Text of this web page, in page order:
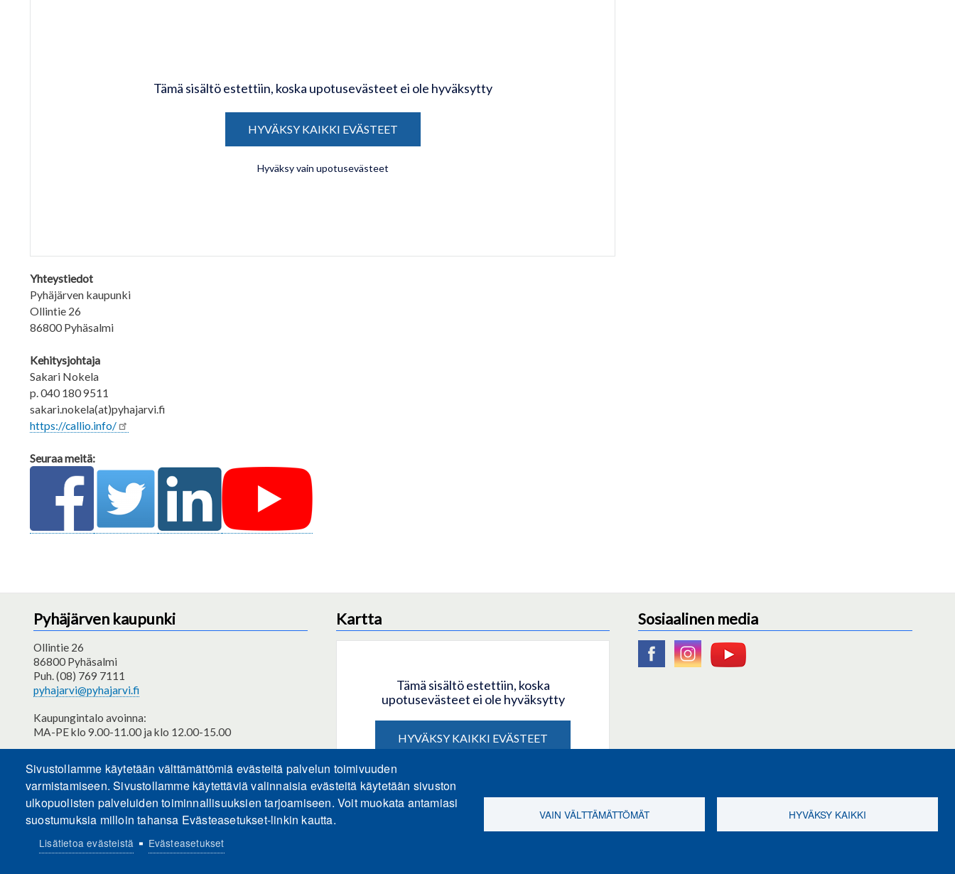
Tämä sisältö estettiin, koska upotusevästeet ei ole hyväksytty
HYVÄKSY KAIKKI EVÄSTEET
Hyväksy vain upotusevästeet
Yhteystiedot
Pyhäjärven kaupunki
Ollintie 26
86800 Pyhäsalmi
Kehitysjohtaja
Sakari Nokela
p. 040 180 9511
sakari.nokela(at)pyhajarvi.fi
https://callio.info/
Seuraa meitä:
Pyhäjärven kaupunki
Ollintie 26
86800 Pyhäsalmi
Puh. (08) 769 7111
pyhajarvi@pyhajarvi.fi
Kaupungintalo avoinna:
MA-PE klo 9.00-11.00 ja klo 12.00-15.00
Kartta
Tämä sisältö estettiin, koska
upotusevästeet ei ole hyväksytty
HYVÄKSY KAIKKI EVÄSTEET
Sosiaalinen media
Sivustollamme käytetään välttämättömiä evästeitä palvelun toimivuuden
varmistamiseen. Sivustollamme käytettäviä valinnaisia evästeitä käytetään sivuston
ulkopuolisten palveluiden toiminnallisuuksien tarjoamiseen. Voit muokata antamiasi
suostumuksia milloin tahansa Evästeasetukset-linkin kautta.
Lisätietoa evästeistä Evästeasetukset
VAIN VÄLTTÄMÄTTÖMÄT HYVÄKSY KAIKKI